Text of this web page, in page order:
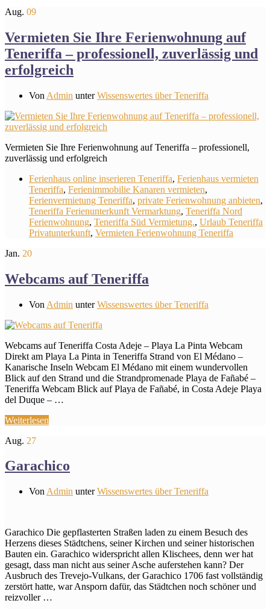
Aug. 09
Vermieten Sie Ihre Ferienwohnung auf
Teneriffa – professionell, zuverlässig und
erfolgreich
Von Admin unterWissenswertes über Teneriffa
Vermieten Sie Ihre Ferienwohnung auf Teneriffa – professionell,
zuverlässig und erfolgreich
Ferienhaus online inserieren Teneriffa, Ferienhaus vermieten
Teneriffa, Ferienimmobilie Kanaren vermieten,
Ferienvermietung Teneriffa, private Ferienwohnung anbieten,
Teneriffa Ferienunterkunft Vermarktung, Teneriffa Nord
Ferienwohnung, Teneriffa Süd Vermietung., Urlaub Teneriffa
Privatunterkunft, Vermieten Ferienwohnung Teneriffa
Jan. 20
Webcams auf Teneriffa
Von Admin unterWissenswertes über Teneriffa
Webcams auf Teneriffa Costa Adeje – Playa La Pinta Webcam
Direkt am Playa La Pinta in Teneriffa Strand von El Médano –
Kanarische Inseln Webcam El Médano mit einem wundervollen
Blick auf den Strand und die Strandpromenade Playa de Fañabé –
Teneriffa Webcam Blick auf Playa de Fañabé, in Costa Adeje Playa
del Duque – …
Weiterlesen
Aug. 27
Garachico
Von Admin unterWissenswertes über Teneriffa
Garachico Die gepflasterten Straßen laden zu einem Besuch des
Herzens dieses Städtchens, seiner Kirchen und seiner historischen
Bauten ein. Garachico widerspricht allen Klischees, denn wer hat
gesagt, dass man nicht aus seiner Asche auferstehen kann? Der
Ausbruch des Trevejo-Vulkans, der Garachico 1706 fast vollständig
zerstört hatte, war Ansporn dafür, das Städtchen noch schöner und
reizvoller …